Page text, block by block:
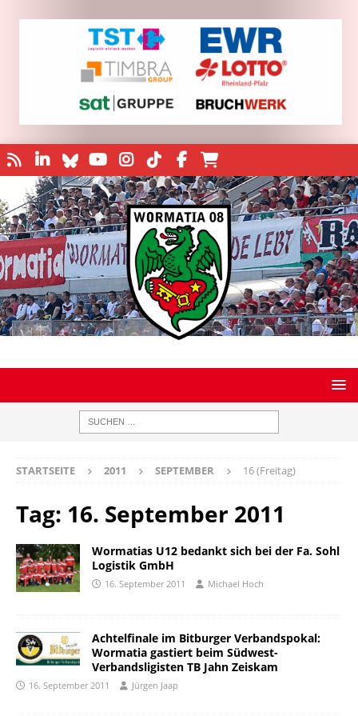
STARTSEITE 2011 SEPTEMBER 16 (Freitag)
Tag: 16. September 2011
Wormatias U12 bedankt sich bei der Fa. Sohl
Logistik GmbH
16. September 2011 Michael Hoch
Achtelfinale im Bitburger Verbandspokal:
Wormatia gastiert beim Südwest-
Verbandsligisten TB Jahn Zeiskam
16. September 2011 Jürgen Jaap